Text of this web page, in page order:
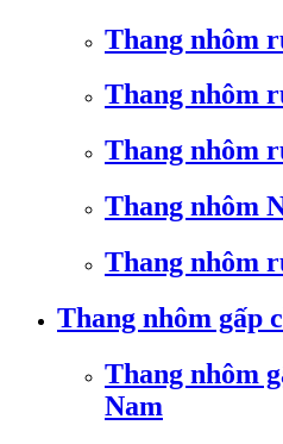
Thang nhôm
Thang nhôm
Thang nhôm
Thang nhôm
Thang nhôm
Thang nhôm gấp
Thang nhôm
Nam